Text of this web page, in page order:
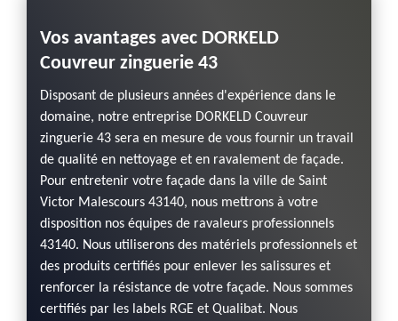
Vos avantages avec DORKELD
Couvreur zinguerie 43
Disposant de plusieurs années d'expérience dans le
domaine, notre entreprise DORKELD Couvreur
zinguerie 43 sera en mesure de vous fournir un travail
de qualité en nettoyage et en ravalement de façade.
Pour entretenir votre façade dans la ville de Saint
Victor Malescours 43140, nous mettrons à votre
disposition nos équipes de ravaleurs professionnels
43140. Nous utiliserons des matériels professionnels et
des produits certifiés pour enlever les salissures et
renforcer la résistance de votre façade. Nous sommes
certifiés par les labels RGE et Qualibat. Nous